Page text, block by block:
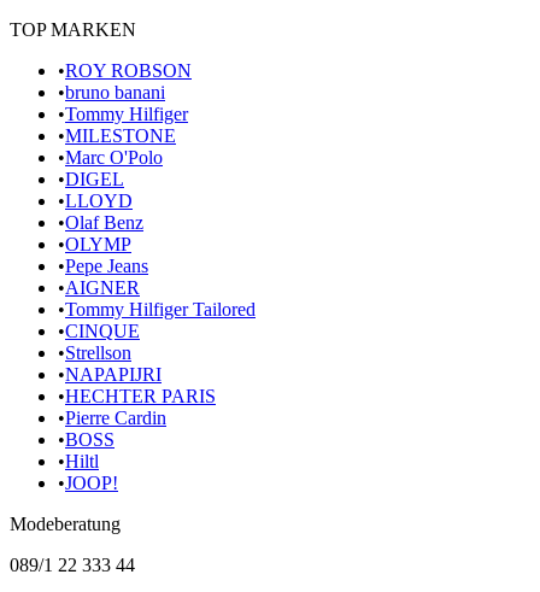
TOP MARKEN
•ROY ROBSON
•bruno banani
•Tommy Hilfiger
•MILESTONE
•Marc O'Polo
•DIGEL
•LLOYD
•Olaf Benz
•OLYMP
•Pepe Jeans
•AIGNER
•Tommy Hilfiger Tailored
•CINQUE
•Strellson
•NAPAPIJRI
•HECHTER PARIS
•Pierre Cardin
•BOSS
•Hiltl
•JOOP!
Modeberatung
089/1 22 333 44